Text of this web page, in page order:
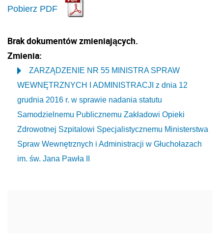
Pobierz PDF
Brak dokumentów zmieniających.
Zmienia:
ZARZĄDZENIE NR 55 MINISTRA SPRAW
WEWNĘTRZNYCH I ADMINISTRACJI z dnia 12
grudnia 2016 r. w sprawie nadania statutu
Samodzielnemu Publicznemu Zakładowi Opieki
Zdrowotnej Szpitalowi Specjalistycznemu Ministerstwa
Spraw Wewnętrznych i Administracji w Głuchołazach
im. św. Jana Pawła II